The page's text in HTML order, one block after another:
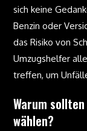
sich keine
Benzin oder
das Risiko von
Umzugshelfer
treffen, um
Warum
wählen?